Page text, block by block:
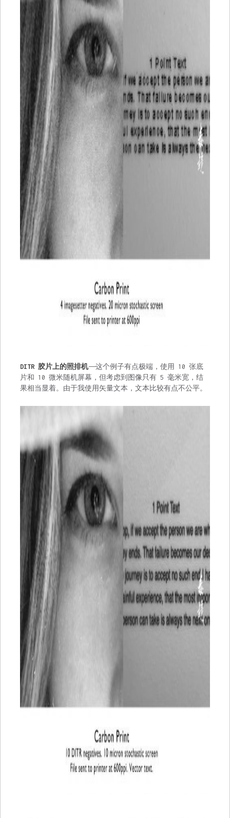
DITR 胶片上的照排机——这个例子有点极端，使用 10 张底
片和 10 微米随机屏幕，但考虑到图像只有 5 毫米宽，结
果相当显着。由于我使用矢量文本，文本比较有点不公平。